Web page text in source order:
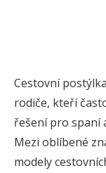
Cestovní
rodiče, kteří
řešení pro spaní
Mezi oblíbené
modely